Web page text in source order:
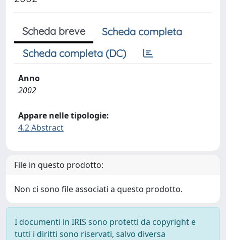
Scheda breve
Scheda completa
Scheda completa (DC)
Anno
2002
Appare nelle tipologie:
4.2 Abstract
File in questo prodotto:
Non ci sono file associati a questo prodotto.
I documenti in IRIS sono protetti da copyright e
tutti i diritti sono riservati, salvo diversa